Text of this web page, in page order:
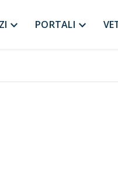
expand_more PORTALI expand_more